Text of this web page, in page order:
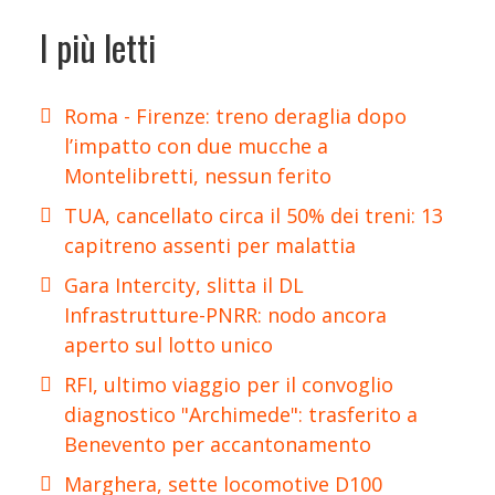
I più letti
Roma - Firenze: treno deraglia dopo
l’impatto con due mucche a
Montelibretti, nessun ferito
TUA, cancellato circa il 50% dei treni: 13
capitreno assenti per malattia
Gara Intercity, slitta il DL
Infrastrutture-PNRR: nodo ancora
aperto sul lotto unico
RFI, ultimo viaggio per il convoglio
diagnostico "Archimede": trasferito a
Benevento per accantonamento
Marghera, sette locomotive D100